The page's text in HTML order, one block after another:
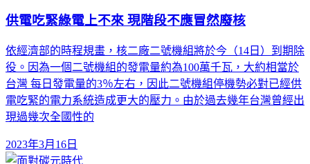
供電吃緊綠電上不來 現階段不應冒然廢核
依經濟部的時程規畫，核二廠二號機組將於今（14日）到期除
役。因為一個二號機組的發電量約為100萬千瓦，大約相當於
台灣 每日發電量的3％左右，因此二號機組停機勢必對已經供
電吃緊的電力系統造成更大的壓力。由於過去幾年台灣曾經出
現過幾次全國性的
2023年3月16日